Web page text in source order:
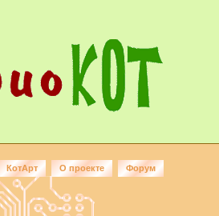
КотАрт О проекте Форум